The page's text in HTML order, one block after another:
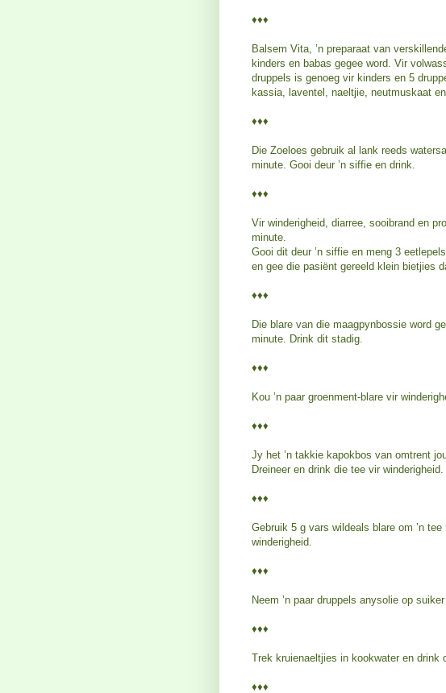
♦♦♦
Balsem Vita, ’n preparaat van
kinders en babas gegee word. Vir
druppels is genoeg vir kinders en 5
kassia, laventel, naeltjie, neutmuskaat en
♦♦♦
Die Zoeloes gebruik al lank reeds
minute. Gooi deur ’n siffie en drink.
♦♦♦
Vir winderigheid, diarree, sooibrand en
minute.
Gooi dit deur ’n siffie en meng 3
en gee die pasiënt gereeld klein bietjies
♦♦♦
Die blare van die maagpynbossie word
minute. Drink dit stadig.
♦♦♦
Kou ’n paar groenment-blare vir
♦♦♦
Jy het ’n takkie kapokbos van omtrent
Dreineer en drink die tee vir winderigheid.
♦♦♦
Gebruik 5 g vars wildeals blare om ’n
winderigheid.
♦♦♦
Neem ’n paar druppels anysolie op
♦♦♦
Trek kruienaeltjies in kookwater en drink
♦♦♦